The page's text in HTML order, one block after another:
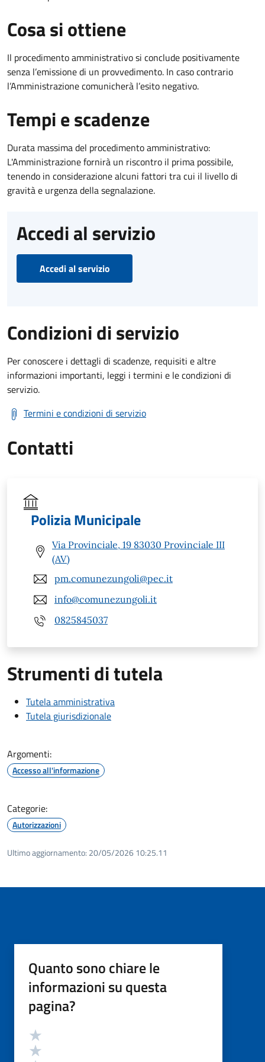
Cosa si ottiene
Il procedimento amministrativo si conclude positivamente
senza l’emissione di un provvedimento. In caso contrario
l’Amministrazione comunicherà l’esito negativo.
Tempi e scadenze
Durata massima del procedimento amministrativo:
L'Amministrazione fornirà un riscontro il prima possibile,
tenendo in considerazione alcuni fattori tra cui il livello di
gravità e urgenza della segnalazione.
Accedi al servizio
Accedi al servizio
Condizioni di servizio
Per conoscere i dettagli di scadenze, requisiti e altre
informazioni importanti, leggi i termini e le condizioni di
servizio.
Termini e condizioni di servizio
Contatti
Polizia Municipale
Via Provinciale, 19 83030 Provinciale III
(AV)
pm.comunezungoli@pec.it
info@comunezungoli.it
0825845037
Strumenti di tutela
Tutela amministrativa
Tutela giurisdizionale
Argomenti:
Accesso all'informazione
Categorie:
Autorizzazioni
Ultimo aggiornamento: 20/05/2026 10:25.11
Quanto sono chiare le
informazioni su questa
pagina?
Valutazione